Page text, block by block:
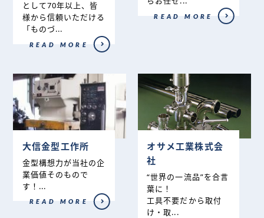
として70年以上、皆
様から信頼いただける
「ものづ...
READ MORE
READ MORE
大信金型工作所
金型構想力が当社の企
業価値そのもので
す！...
READ MORE
オサメ工業株式会
社
“世界の一流品”を合言
葉に！
工具不要だから取付
け・取...